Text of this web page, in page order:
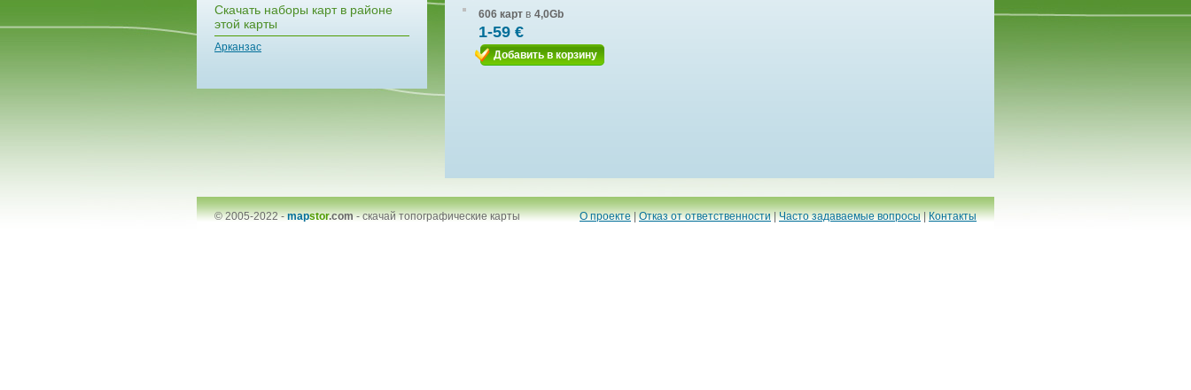
Скачать наборы карт в районе
этой карты
Арканзас
606 карт в 4,0Gb
1-59 €
Добавить в корзину
© 2005-2022 -mapstor.com-скачай топографические карты О проекте|Отказ от ответственности|Часто задаваемые вопросы|Контакты